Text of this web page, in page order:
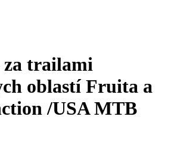
za trailami
oblastí Fruita a
/USA MTB